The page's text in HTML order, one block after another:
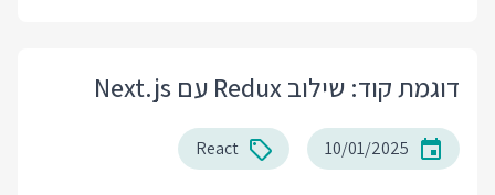
דוגמת קוד: שילוב Redux עם Next.js
10/01/2025
React